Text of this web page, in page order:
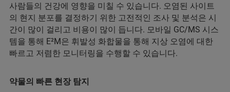
사람들의 건강에 영향을 미칠 수 있습니다. 오염된 사이트
의 현지 분포를 결정하기 위한 고전적인 조사 및 분석은 시
간이 많이 걸리고 비용이 많이 듭니다. 모바일 GC/MS 시스
템을 통해 E²M은 휘발성 화합물을 통해 지상 오염에 대한
빠르고 저렴한 모니터링을 수행할 수 있습니다.
약물의 빠른 현장 탐지